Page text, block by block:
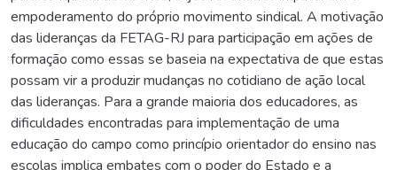
empoderamento do próprio movimento sindical. A motivação
das lideranças da FETAG-RJ para participação em ações de
formação como essas se baseia na expectativa de que estas
possam vir a produzir mudanças no cotidiano de ação local
das lideranças. Para a grande maioria dos educadores, as
dificuldades encontradas para implementação de uma
educação do campo como princípio orientador do ensino nas
escolas implica embates com o poder do Estado e a